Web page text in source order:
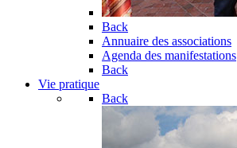
Back
Annuaire des associations
Agenda des manifestations
Back
Vie pratique
Back